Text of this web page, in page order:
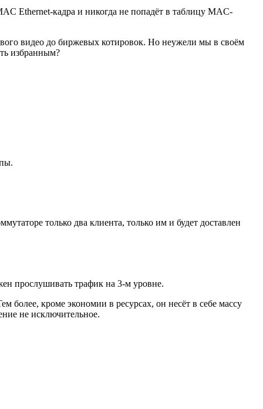
Ethernet-кадра и никогда не попадёт в таблицу MAC-
видео до биржевых котировок. Но неужели мы в своём
избранным?
только два клиента, только им и будет доставлен
прослушивать трафик на 3-м уровне.
более, кроме экономии в ресурсах, он несёт в себе массу
не исключительное.